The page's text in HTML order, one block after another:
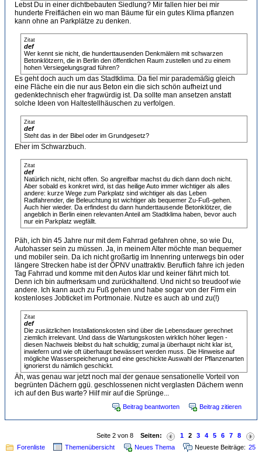
Lebst Du in einer dichtbebauten Siedlung? Mir fallen hier bei mir
hunderte Freiflächen ein wo man Bäume für ein gutes Klima pflanzen
kann ohne an Parkplätze zu denken.
Zitat
def
Wer kennt sie nicht, die hunderttausenden Denkmälern mit schwarzen
Betonklötzern, die in Berlin den öffentlichen Raum zustellen und zu einem
hohen Versiegelungsgrad führen?
Es geht doch auch um das Stadtklima. Da fiel mir parademäßig gleich
eine Fläche ein die nur aus Beton ein die sich schön aufheizt und
gedenktechnisch eher fragwürdig ist. Da sollte man ansetzen anstatt
solche Ideen von Haltestellhäuschen zu verfolgen.
Zitat
def
Steht das in der Bibel oder im Grundgesetz?
Eher im Schwarzbuch.
Zitat
def
Natürlich nicht, nicht offen. So angreifbar machst du dich dann doch nicht.
Aber sobald es konkret wird, ist das heilige Auto immer wichtiger als alles
andere: kurze Wege zum Parkplatz sind wichtiger als das Leben
Radfahrender, die Beleuchtung ist wichtiger als bequemer Zu-Fuß-gehen.
Auch hier wieder. Da erfindest du dann hunderttausende Betonklötzer, die
angeblich in Berlin einen relevanten Anteil am Stadtklima haben, bevor auch
nur ein Parkplatz wegfällt.
Päh, ich bin 45 Jahre nur mit dem Fahrrad gefahren ohne, so wie Du,
Autohasser sein zu müssen. Ja, in meinem Alter möchte man bequemer
und mobiler sein. Da ich nicht großartig im Innenring unterwegs bin oder
längere Strecken habe ist der ÖPNV unattraktiv. Beruflich fahre ich jeden
Tag Fahrrad und komme mit den Autos klar und keiner fährt mich tot.
Denn ich bin aufmerksam und zurückhaltend. Und nicht so treudoof wie
andere. Ich kann auch zu Fuß gehen und habe sogar von der Firm ein
kostenloses Jobticket im Portmonaie. Nutze es auch ab und zu(!)
Zitat
def
Die zusätzlichen Installationskosten sind über die Lebensdauer gerechnet
ziemlich irrelevant. Und dass die Wartungskosten wirklich höher liegen -
diesen Nachweis bleibst du halt schuldig; zumal ja überhaupt nicht klar ist,
inwiefern und wie oft überhaupt bewässert werden muss. Die Hinweise auf
mögliche Wasserspeicherung und eine geschickte Auswahl der Pflanzenarten
ignorierst du nämlich geschickt.
Äh, was genau war jetzt noch mal der genaue sensationelle Vorteil von
begrünten Dächern ggü. geschlossenen nicht verglasten Dächern wenn
ich auf den Bus warte? Hilf mir auf die Sprünge...
Beitrag beantworten Beitrag zitieren
Seite 2 von 8 Seiten: 1 2 3 4 5 6 7
8
Forenliste
Themenübersicht Neues Thema Neueste Beiträge: 25